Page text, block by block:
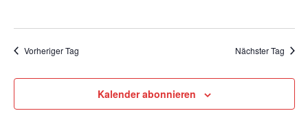
2025
Vorheriger Tag Nächster Tag
Kalender abonnieren